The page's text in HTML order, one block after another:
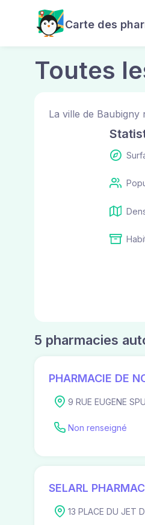
Carte des
Toutes
La ville de
5 pharmacies
PHARMACIE DE
9 RUE EUGENE
Non renseigné
SELARL
13 PLACE DU JET